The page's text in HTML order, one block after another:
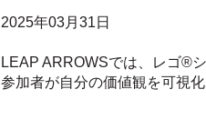
2025年03月31日
LEAP ARROWSでは、レゴ®
参加者が自分の価値観を可視